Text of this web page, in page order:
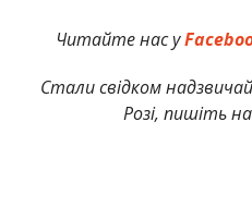
Читайте нас у
Стали свідком
Розі, пишіть